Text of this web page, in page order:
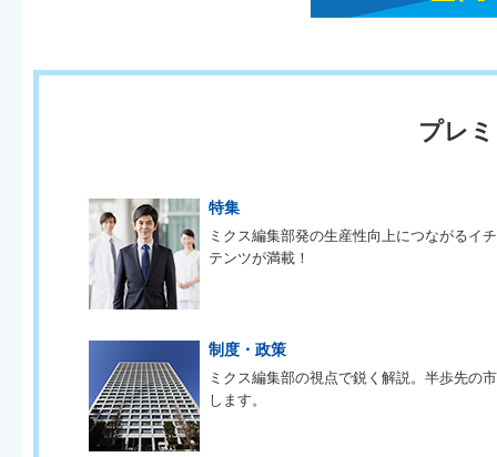
プレ
特集
ミクス編集部発の生産性向上につながるイ
テンツが満載！
制度・政策
ミクス編集部の視点で鋭く解説。半歩先の
します。